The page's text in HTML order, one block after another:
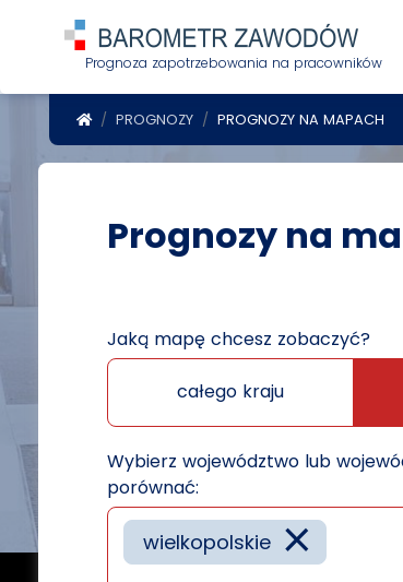
Prognoza zapotrzebowania na pracowników
POWRÓT DO STRONY GŁÓWNEJ
PROGNOZY PROGNOZY NA MAPACH
Prognozy na
Jaką mapę chcesz zobaczyć?
całego kraju
Wybierz województwo lub
porównać:
×
wielkopolskie